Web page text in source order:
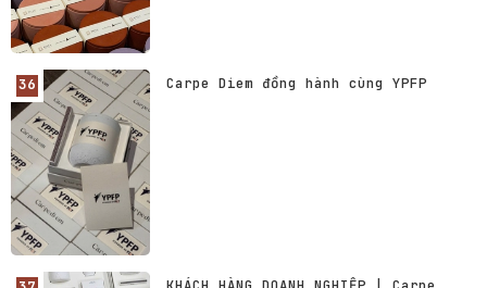
Carpe Diem đồng hành cùng YPFP